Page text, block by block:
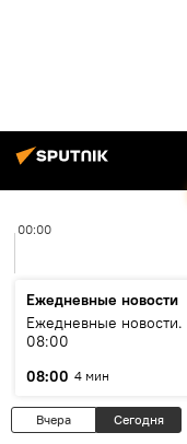
00:00
Ежедневные новости
Ежедневные
08:00
08:00 4 мин
Вчера Сегодня